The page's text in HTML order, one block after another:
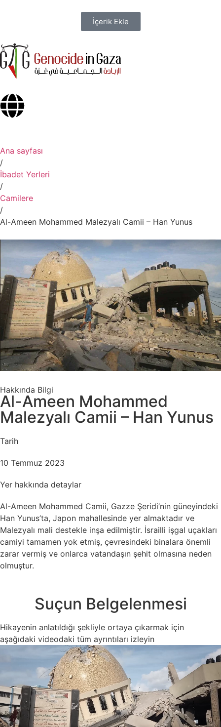
İçerik Ekle
Ana sayfası
/
İbadet Yerleri
/
Camilere
/
Al-Ameen Mohammed Malezyalı Camii – Han Yunus
Hakkında Bilgi
Al-Ameen Mohammed
Malezyalı Camii – Han Yunus
Tarih
10 Temmuz 2023
Yer hakkında detaylar
Al-Ameen Mohammed Camii, Gazze Şeridi’nin güneyindeki
Han Yunus’ta, Japon mahallesinde yer almaktadır ve
Malezyalı mali destekle inşa edilmiştir. İsrailli işgal uçakları
camiyi tamamen yok etmiş, çevresindeki binalara önemli
zarar vermiş ve onlarca vatandaşın şehit olmasına neden
olmuştur.
Suçun Belgelenmesi
Hikayenin anlatıldığı şekliyle ortaya çıkarmak için
aşağıdaki videodaki tüm ayrıntıları izleyin